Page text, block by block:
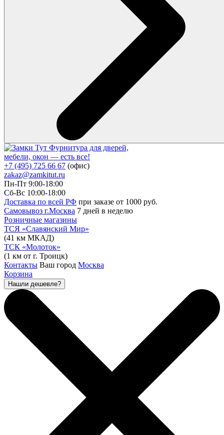
Фурнитура для дверей,
мебели, окон — есть все!
+7 (495) 725 66 67 (офис)
zakaz@zamkitut.ru
Пн-Пт 9:00-18:00
Сб-Вс 10:00-18:00
Доставка по всей РФ при заказе от 1000 руб.
Самовывоз г.Москва 7 дней в неделю
Розничные магазины
ТСЯ «Славянский Мир»
(41 км МКАД)
ТСК «Молоток»
(1 км от г. Троицк)
Контакты Ваш город Москва
Корзина
Нашли дешевле?